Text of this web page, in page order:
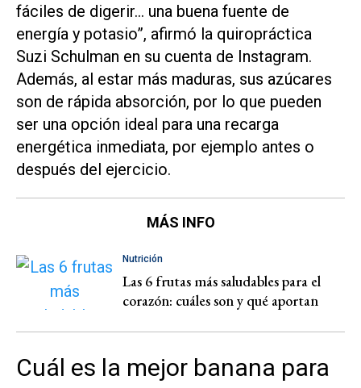
fáciles de digerir… una buena fuente de
energía y potasio”, afirmó la quiropráctica
Suzi Schulman en su cuenta de Instagram.
Además, al estar más maduras, sus azúcares
son de rápida absorción, por lo que pueden
ser una opción ideal para una recarga
energética inmediata, por ejemplo antes o
después del ejercicio.
MÁS INFO
Nutrición
Las 6 frutas más saludables para el
corazón: cuáles son y qué aportan
Cuál es la mejor banana para